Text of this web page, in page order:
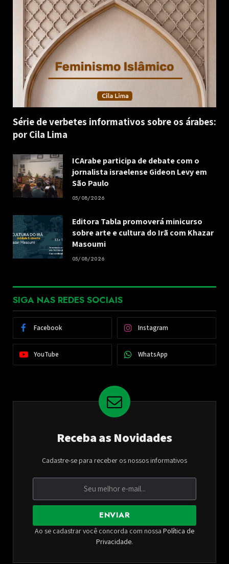
Série de verbetes informativos sobre os árabes:
por Cila Lima
ICArabe participa de debate com o
jornalista israelense Gideon Levy em
São Paulo
05/08/2026
Editora Tabla promoverá minicurso
sobre arte e cultura do Irã com Khazar
Masoumi
05/08/2026
SIGA NAS REDES SOCIAIS
Facebook Instagram
YouTube WhatsApp
Receba as Novidades
Cadastre-se para receber os nossos informativos
ENVIAR
Ao se cadastrar você concorda com nossa Política de
Privacidade.